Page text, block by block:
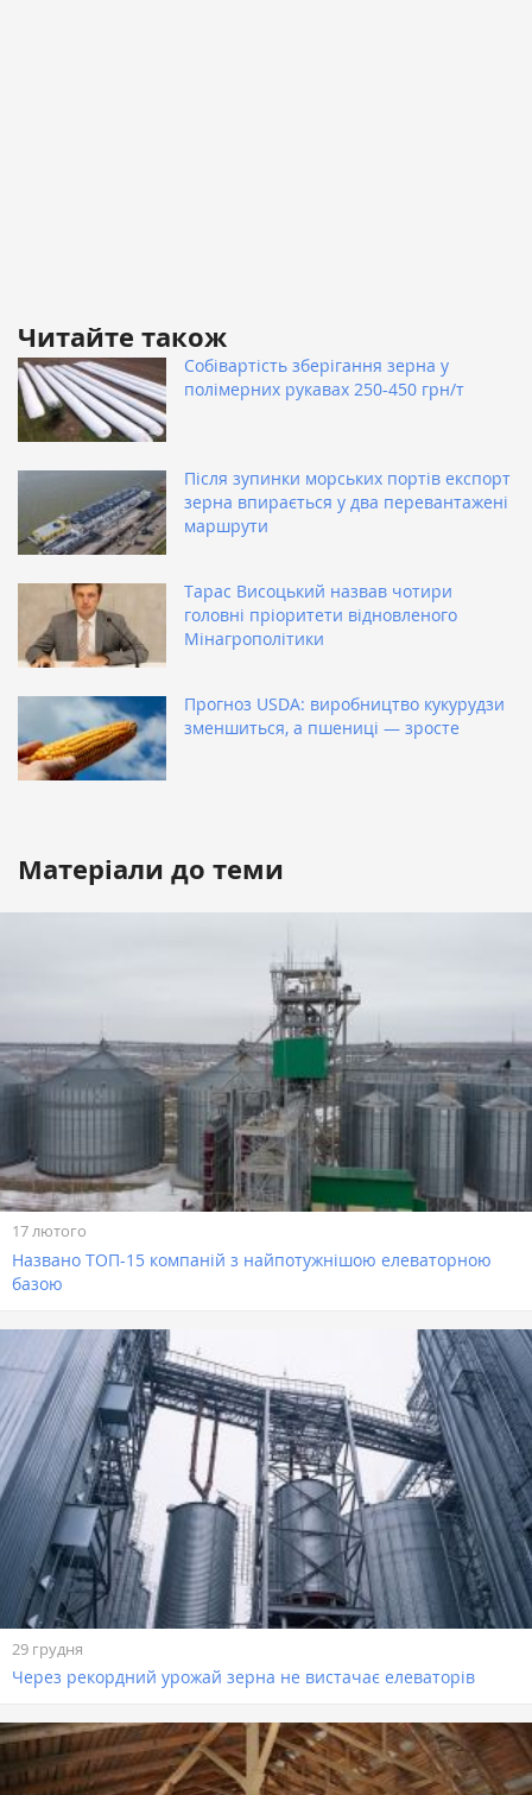
Читайте також
Собівартість зберігання зерна у
полімерних рукавах 250-450 грн/т
Після зупинки морських портів експорт
зерна впирається у два перевантажені
маршрути
Тарас Висоцький назвав чотири
головні пріоритети відновленого
Мінагрополітики
Прогноз USDA: виробництво кукурудзи
зменшиться, а пшениці — зросте
Матеріали до теми
17 лютого
Названо ТОП-15 компаній з найпотужнішою елеваторною
базою
29 грудня
Через рекордний урожай зерна не вистачає елеваторів